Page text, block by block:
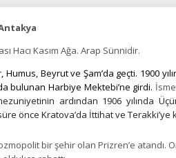
Hacı Kasım Ağa. Arap Sünnidir.
Humus, Beyrut ve Şam’da geçti. 1900
bulunan Harbiye Mektebi’ne girdi.
ardından 1906 yılında
önce Kratova’da İttihat ve Terakki’ye
bir şehir olan Prizren’e atandı.